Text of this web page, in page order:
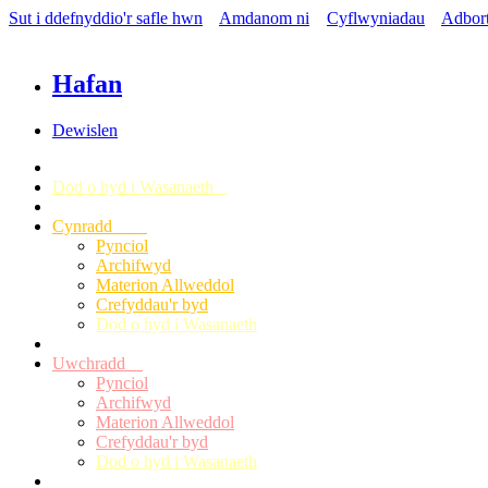
Sut i ddefnyddio'r safle hwn Amdanom ni Cyflwyniadau
Hafan
Dewislen
Dod o hyd i Wasanaeth
Cynradd
Pynciol
Archifwyd
Materion Allweddol
Crefyddau'r byd
Dod o hyd i Wasanaeth
Uwchradd
Pynciol
Archifwyd
Materion Allweddol
Crefyddau'r byd
Dod o hyd i Wasanaeth